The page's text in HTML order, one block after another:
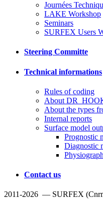
Journées
LAKE Workshop
Seminars
SURFEX Users
Steering Committe
Technical informations
Rules of coding
About
About the types
Internal reports
Surface model
Prognostic
Diagnostic
Contact us
2011-2026 — SURFEX